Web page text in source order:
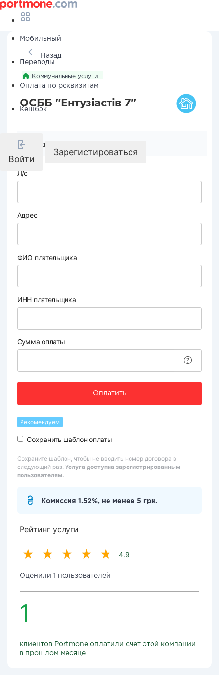
Мобильный
Переводы
Оплата по реквизитам
Кешбэк
Войти
Зарегистироваться
Назад
Коммунальные услуги
ОСББ "Ентузіастів 7"
Реквизиты компании
Л/с
Адрес
ФИО плательщика
ИНН плательщика
Сумма оплаты
Оплатить
Рекомендуем
Сохранить шаблон оплаты
Сохраните шаблон, чтобы не вводить номер договора в
следующий раз. Услуга доступна зарегистрированным
пользователям.
Комиссия 1.52%, не менее 5 грн.
Рейтинг услуги
4.9
Оценили 1 пользователей
1
клиентов Portmone оплатили счет этой компании
в прошлом месяце